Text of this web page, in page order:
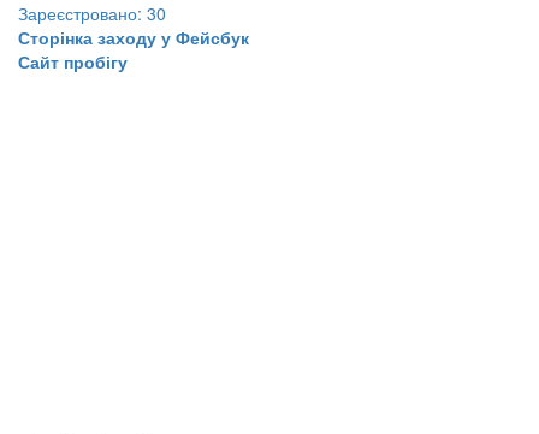
Зареєстровано: 30
Сторінка заходу у Фейсбук
Сайт пробігу